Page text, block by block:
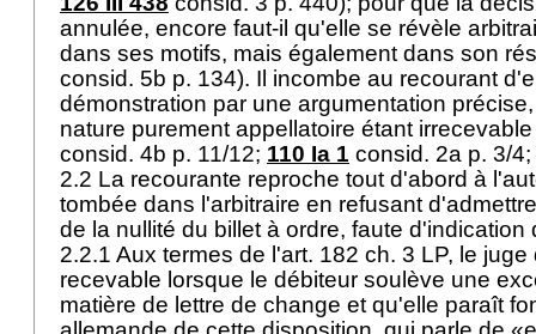
annulée, encore faut-il qu'elle se révèle
dans ses motifs, mais également dans son
consid. 5b p. 134). Il incombe au recourant
démonstration par une argumentation
nature purement appellatoire étant irrecevable
consid. 4b p. 11/12; 110 Ia 1 consid. 2a p. 3/4;
2.2 La recourante reproche tout d'abord à
tombée dans l'arbitraire en refusant
de la nullité du billet à ordre, faute
2.2.1 Aux termes de l'art. 182 ch. 3 LP, le juge
recevable lorsque le débiteur soulève une
matière de lettre de change et qu'elle paraît